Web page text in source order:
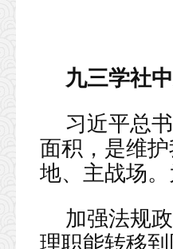
九三学社中
习近平总
面积，是维
地、主战场。
加强法规
理职能转移